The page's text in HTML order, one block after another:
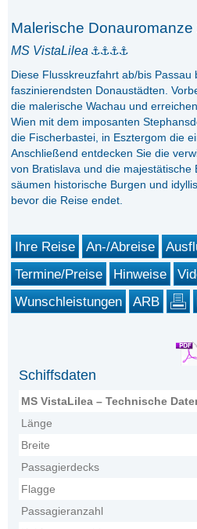
Malerische Donauromanze
MS VistaLilea
Diese Flusskreuzfahrt ab/bis Passau
faszinierendsten Donaustädten.
die malerische Wachau und
Wien mit dem imposanten
die Fischerbastei, in Esztergom die
Anschließend entdecken Sie die
von Bratislava und die majestätische
säumen historische Burgen und
bevor die Reise endet.
Ihre Reise An-/Abreise
Termine/Preise Hinweise
Wunschleistungen
ARB
Schiffsdaten
MS VistaLilea – Technische
Länge
Breite
Passagierdecks
Flagge
Passagieranzahl